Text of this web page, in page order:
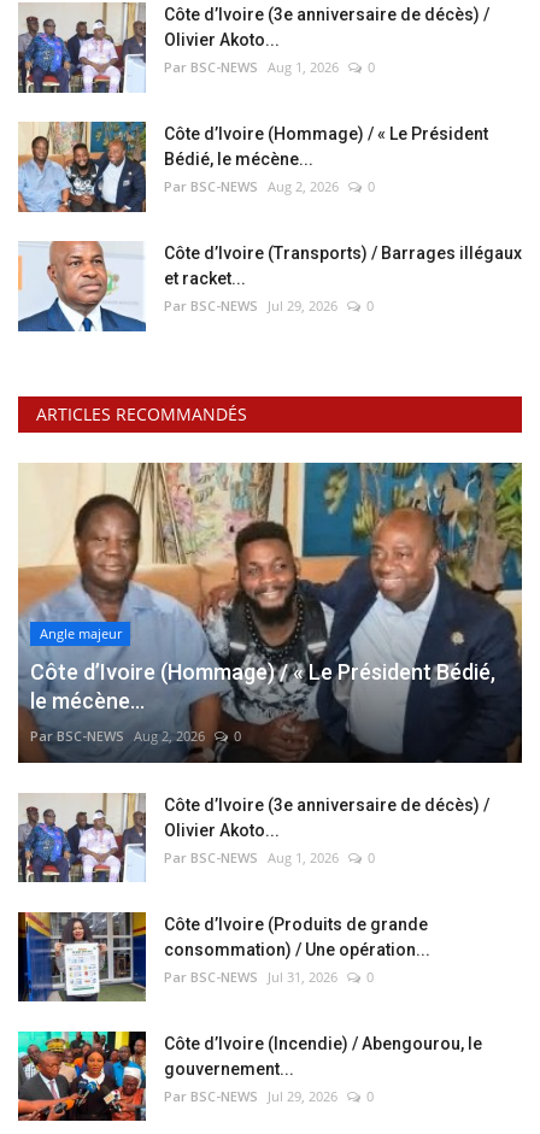
Côte d’Ivoire (3e anniversaire de décès) /
Olivier Akoto...
Par BSC-NEWS Aug 1, 2026 0
Côte d’Ivoire (Hommage) / « Le Président
Bédié, le mécène...
Par BSC-NEWS Aug 2, 2026 0
Côte d’Ivoire (Transports) / Barrages illégaux
et racket...
Par BSC-NEWS Jul 29, 2026 0
ARTICLES RECOMMANDÉS
Angle majeur
Côte d’Ivoire (Hommage) / « Le Président Bédié,
le mécène...
Par BSC-NEWS Aug 2, 2026 0
Côte d’Ivoire (3e anniversaire de décès) /
Olivier Akoto...
Par BSC-NEWS Aug 1, 2026 0
Côte d’Ivoire (Produits de grande
consommation) / Une opération...
Par BSC-NEWS Jul 31, 2026 0
Côte d’Ivoire (Incendie) / Abengourou, le
gouvernement...
Par BSC-NEWS Jul 29, 2026 0